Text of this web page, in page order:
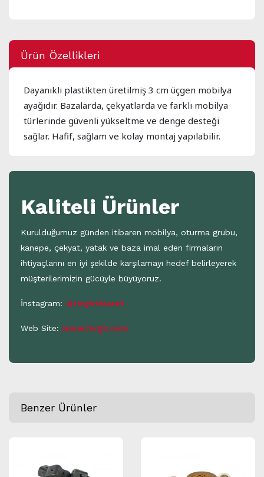
Ürün Özellikleri
Dayanıklı plastikten üretilmiş 3 cm üçgen mobilya
ayağıdır. Bazalarda, çekyatlarda ve farklı mobilya
türlerinde güvenli yükseltme ve denge desteği
sağlar. Hafif, sağlam ve kolay montaj yapılabilir.
Kaliteli Ürünler
Kurulduğumuz günden itibaren mobilya, oturma grubu,
kanepe, çekyat, yatak ve baza imal eden firmaların
ihtiyaçlarını en iyi şekilde karşılamayı hedef belirleyerek
müşterilerimizin gücüyle büyüyoruz.
İnstagram: @rivgirticaret
Web Site: www.rivgir.com
Benzer Ürünler